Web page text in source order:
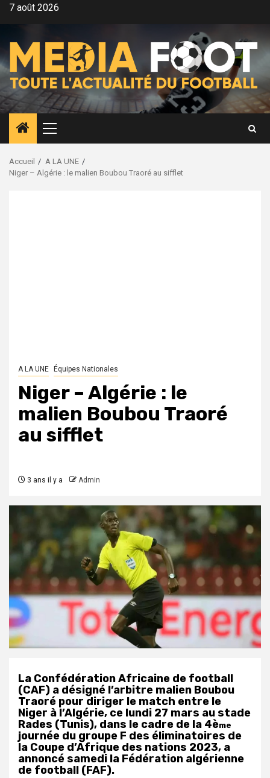
Aller7 août 2026
Menu
principal
Accueil
A LA UNE
Niger – Algérie : le malien Boubou Traoré au sifflet
A LA UNE Équipes Nationales
Niger – Algérie : le
malien Boubou Traoré
au sifflet
3 ans il y a Admin
La Confédération Africaine de football
(CAF) a désigné l’arbitre malien Boubou
Traoré pour diriger le match entre le
Niger à l’Algérie, ce lundi 27 mars au stade
Rades (Tunis), dans le cadre de la 4ème
journée du groupe F des éliminatoires de
la Coupe d’Afrique des nations 2023, a
annoncé samedi la Fédération algérienne
de football (FAF).